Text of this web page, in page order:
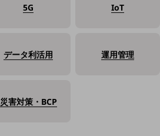
5G IoT
データ利活用 運用管理
災害対策・BCP